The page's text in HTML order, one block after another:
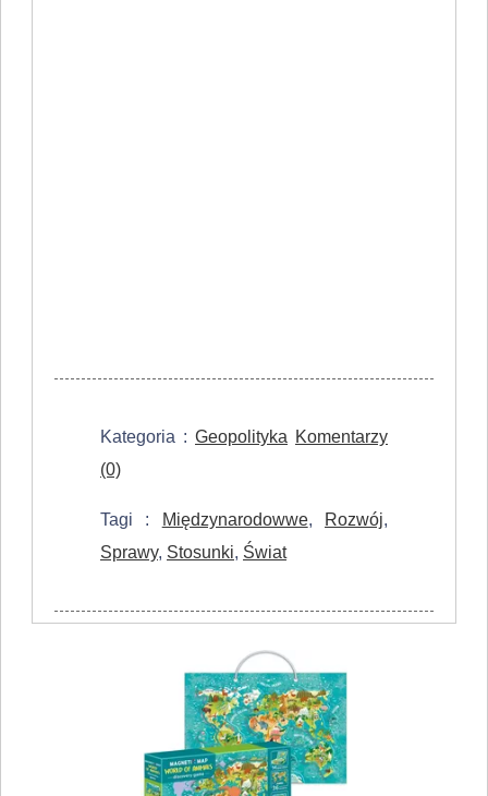
Kategoria : Geopolityka Komentarzy
(0)
Tagi : Międzynarodowwe, Rozwój,
Sprawy, Stosunki, Świat